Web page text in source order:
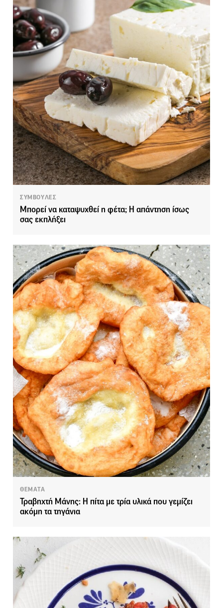
ΣΥΜΒΟΥΛΕΣ
Μπορεί να καταψυχθεί η φέτα; Η απάντηση ίσως
σας εκπλήξει
ΘΕΜΑΤΑ
Τραβηχτή Μάνης: Η πίτα με τρία υλικά που γεμίζει
ακόμη τα τηγάνια